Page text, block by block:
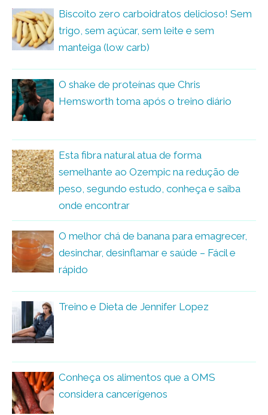
Biscoito zero carboidratos delicioso! Sem
trigo, sem açúcar, sem leite e sem
manteiga (low carb)
O shake de proteínas que Chris
Hemsworth toma após o treino diário
Esta fibra natural atua de forma
semelhante ao Ozempic na redução de
peso, segundo estudo, conheça e saiba
onde encontrar
O melhor chá de banana para emagrecer,
desinchar, desinflamar e saúde – Fácil e
rápido
Treino e Dieta de Jennifer Lopez
Conheça os alimentos que a OMS
considera cancerígenos